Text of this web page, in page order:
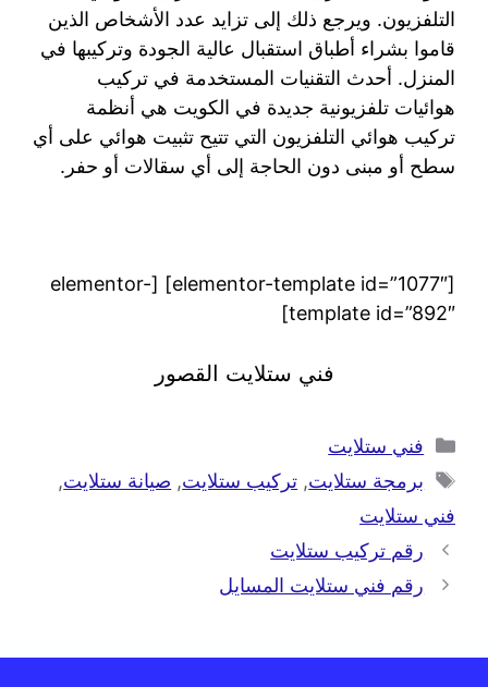
التلفزيون. ويرجع ذلك إلى تزايد عدد الأشخاص الذين
قاموا بشراء أطباق استقبال عالية الجودة وتركيبها في
المنزل. أحدث التقنيات المستخدمة في تركيب
هوائيات تلفزيونية جديدة في الكويت هي أنظمة
تركيب هوائي التلفزيون التي تتيح تثبيت هوائي على أي
سطح أو مبنى دون الحاجة إلى أي سقالات أو حفر.
[elementor-template id=”1077″] [elementor-
template id=”892″]
فني ستلايت القصور
فني ستلايت
برمجة ستلايت, تركيب ستلايت, صيانة ستلايت,
فني ستلايت
رقم تركيب ستلايت
رقم فني ستلايت المسايل